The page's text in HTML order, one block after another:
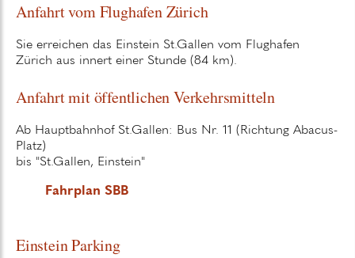
Anfahrt vom Flughafen Zürich
Sie erreichen das Einstein St.Gallen vom Flughafen
Zürich aus innert einer Stunde (84 km).
Anfahrt mit öffentlichen Verkehrsmitteln
Ab Hauptbahnhof St.Gallen: Bus Nr. 11 (Richtung Abacus-
Platz)
bis "St.Gallen, Einstein"
Fahrplan SBB
Einstein Parking